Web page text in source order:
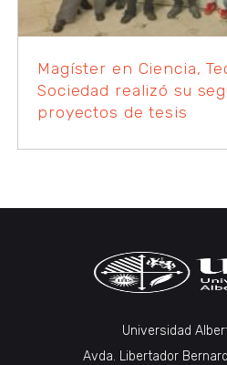
Magíster en Ciencia,
Sociedad realizó su
proyectos de tesis
Universidad
Avda. Libertador